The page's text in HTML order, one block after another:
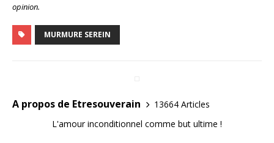
opinion.
MURMURE SEREIN
A propos de Etresouverain
13664 Articles
L'amour inconditionnel comme but ultime !